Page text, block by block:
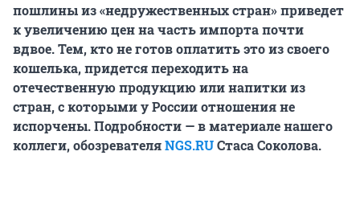
пошлины из «недружественных стран» приведет
к увеличению цен на часть импорта почти
вдвое. Тем, кто не готов оплатить это из своего
кошелька, придется переходить на
отечественную продукцию или напитки из
стран, с которыми у России отношения не
испорчены. Подробности — в материале нашего
коллеги, обозревателяNGS.RUСтаса Соколова.